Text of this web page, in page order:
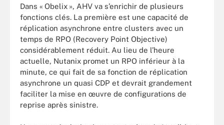
Dans « Obelix », AHV va s’enrichir de plusieurs
fonctions clés. La première est une capacité de
réplication asynchrone entre clusters avec un
temps de RPO (Recovery Point Objective)
considérablement réduit. Au lieu de l’heure
actuelle, Nutanix promet un RPO inférieur à la
minute, ce qui fait de sa fonction de réplication
asynchrone un quasi CDP et devrait grandement
faciliter la mise en œuvre de configurations de
reprise après sinistre.